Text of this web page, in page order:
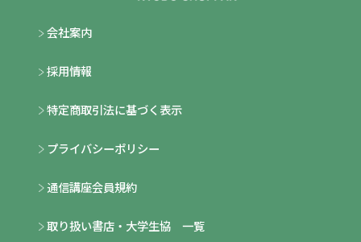
会社案内
採用情報
特定商取引法に基づく表示
プライバシーポリシー
通信講座会員規約
取り扱い書店・大学生協 一覧